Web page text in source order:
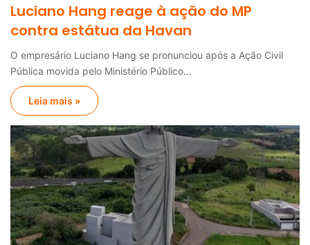
Luciano Hang reage à ação do MP
contra estátua da Havan
O empresário Luciano Hang se pronunciou após a Ação Civil
Pública movida pelo Ministério Público…
Leia mais »